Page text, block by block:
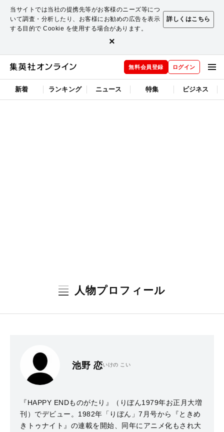
当サイトでは当社の提携先等がお客様のニーズ等につ
いて調査・分析したり、お客様にお勧めの広告を表示
する目的で Cookie を使用する場合があります。
詳しくはこちら
×
無料会員登録 ログイン
新着 ランキング ニュース 特集 ビジネス
人物プロフィール
池野 恋いけの こい
『HAPPY ENDものがたり』（りぼん1979年お正⽉⼤増
刊）でデビュー。1982年「りぼん」7⽉号から『ときめ
きトゥナイト』の連載を開始、同年にアニメ化もされ⼤